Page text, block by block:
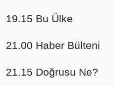
19.15 Bu Ülke
21.00 Haber Bülteni
21.15 Doğrusu Ne?